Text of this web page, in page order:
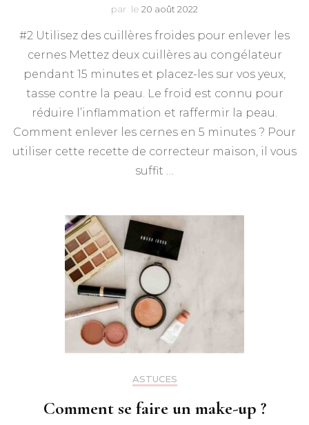
par le 20 août 2022
#2 Utilisez des cuillères froides pour enlever les
cernes Mettez deux cuillères au congélateur
pendant 15 minutes et placez-les sur vos yeux,
tasse contre la peau. Le froid est connu pour
réduire l’inflammation et raffermir la peau.
Comment enlever les cernes en 5 minutes ? Pour
utiliser cette recette de correcteur maison, il vous
suffit …
ASTUCES
Comment se faire un make-up ?